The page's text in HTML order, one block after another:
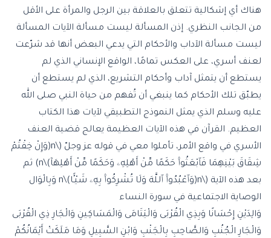
هناك أي إشكالية تتعلق بالعلاقة بين الرجل والمرأة على الأقل
من الجانب النظري. إذن المسألة ليست مسألة الآيات المسألة
ليست مسألة الآداب والأحكام التي يدعي البعض أنها قد شرّعت
لعنف أسري، على العكس تمامًا، الواقع الإنساني الذي لم
يستطع أن يتمثل آداب وأحكام التشريع، الذي لم يستطع أن
يطبّق تلك الأحكام كما ينبغي أن تُفهم من حياة النبي صلى الله
عليه وسلم الذي يمثل النموذج التطبيقي لآيات هذا الكتاب
العظيم. القرآن في هذه الآيات العظيمة يعالج قضية العنف
الأسري في واقع الأمر، تأملوا معي في قوله عز وجلّ (\n(وَإِنْ خِفْتُمْ
شِقَاقَ بَيْنِهِمَا فَٱبْعَثُوا۟ حَكَمًا مِّنْ أَهْلِهِۦ وَحَكَمًا مِّنْ أَهْلِهَآ)\n) ثم
بعد هذه الآية (\n(وَٱعْبُدُوا۟ ٱللَّهَ وَلَا تُشْرِكُوا۟ بِهِۦ شَيْـًٔا)\n وَبِالْوَال
الوصاية الاجتماعية في سورة النساء
وَالِدَيْنِ إِحْسَانًا وَبِذِي الْقُرْبَى وَالْيَتَامَى وَالْمَسَاكِينِ وَالْجَارِ ذِي الْقُرْبَى
وَالْجَارِ الْجُنُبِ وَالصَّاحِبِ بِالْجَنْبِ وَابْنِ السَّبِيلِ وَمَا مَلَكَتْ أَيْمَانُكُمْ